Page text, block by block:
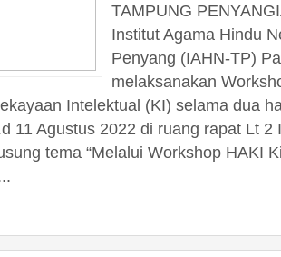
TAMPUNG
Institut Agama Hindu
Penyang (IAHN-TP)
melaksanakan
Intelektual (KI) selama dua
11 Agustus 2022 di ruang rapat Lt 2
tema “Melalui Workshop HAKI